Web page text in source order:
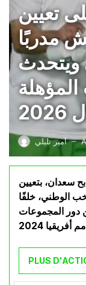
تعيين
مدربًا
ويتحدث
أمير تليلي —
سعدان، بتعيين
الوطني، خلفًا
دور المجموعات
PLUS